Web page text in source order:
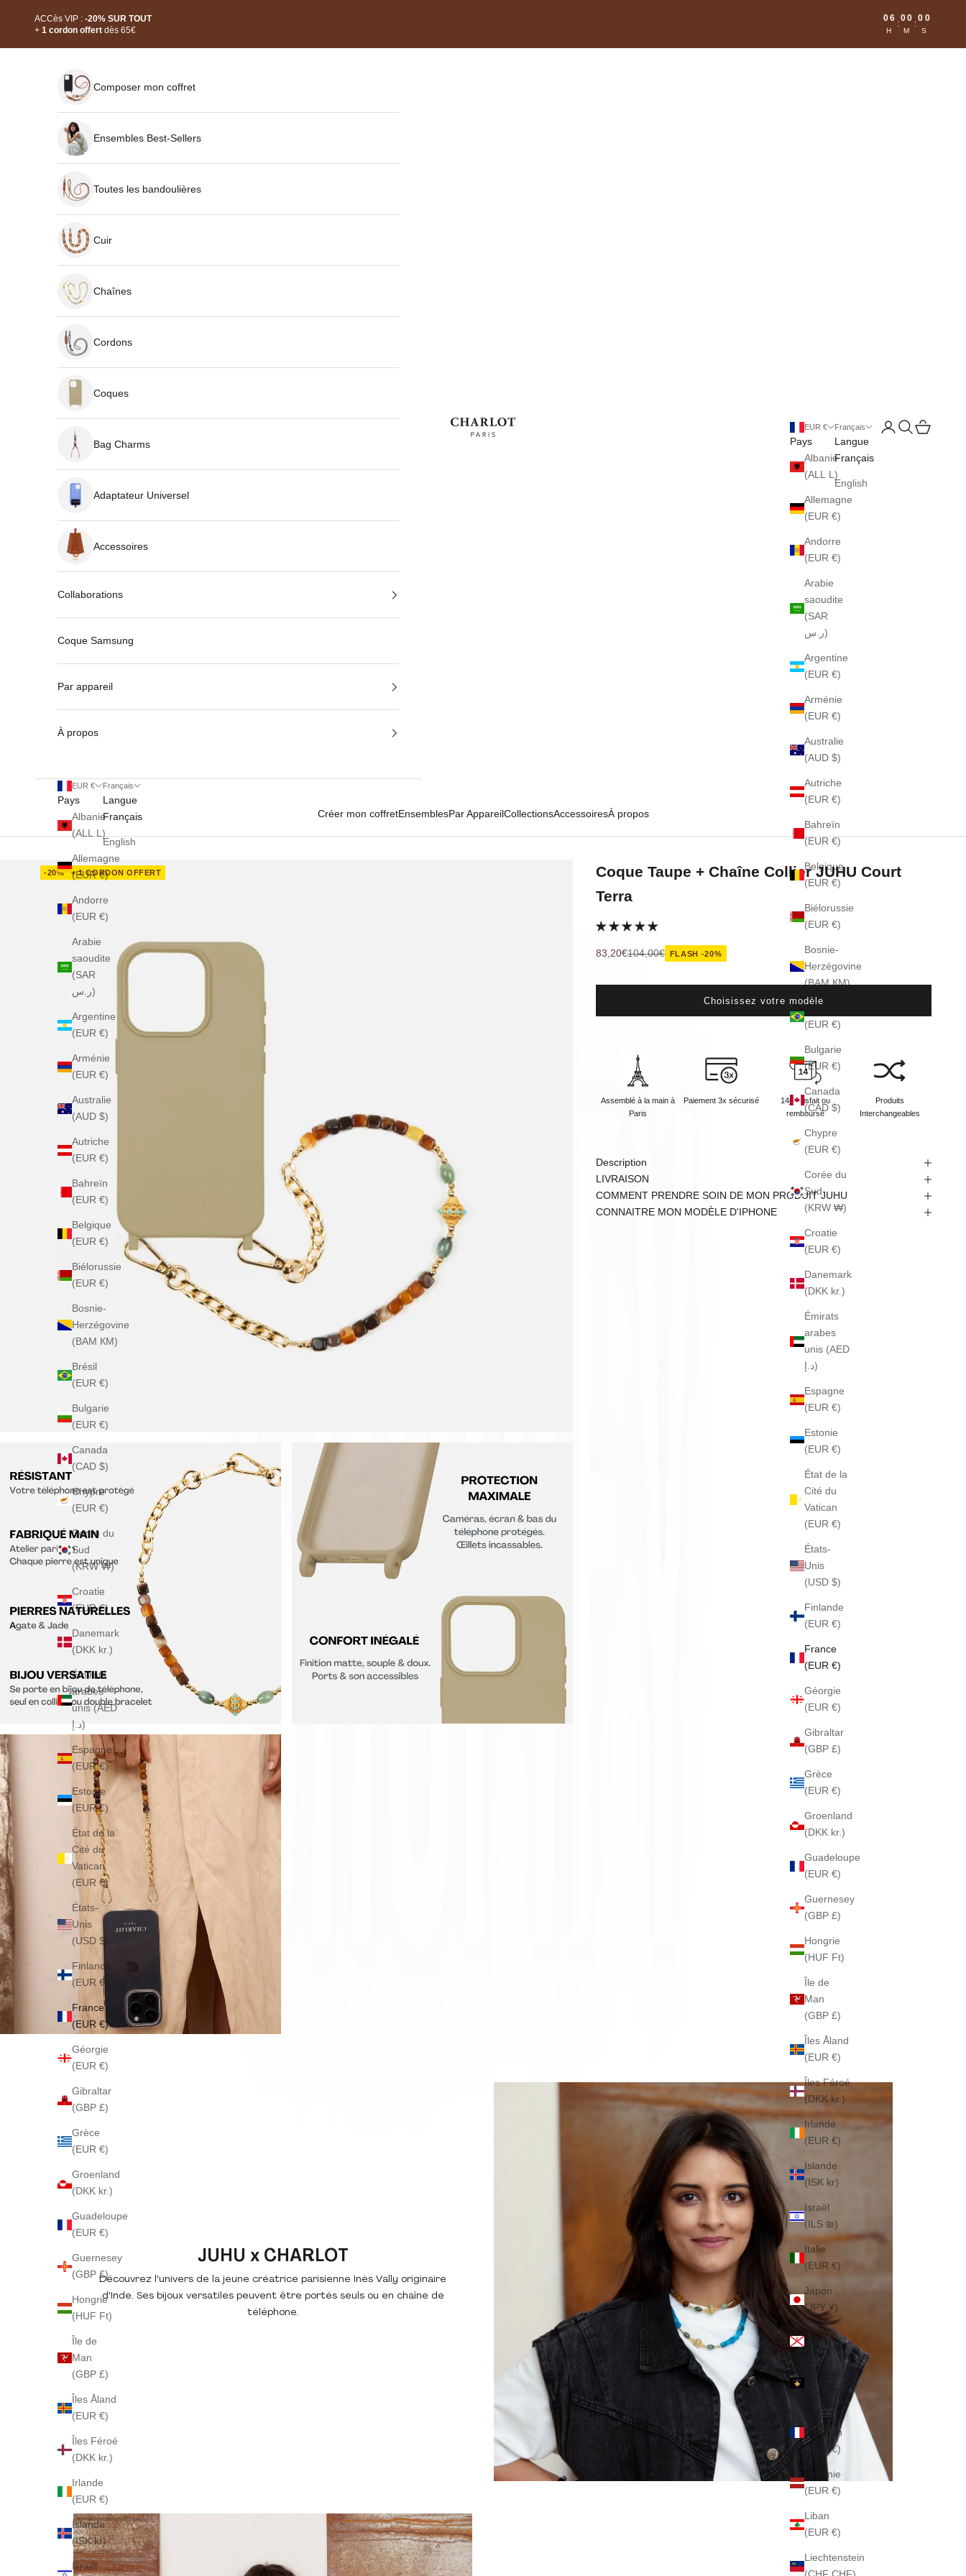
ACCès VIP : -20% SUR TOUT
+ 1 cordon offert dès 65€
06
H
:
00
M
:
00
S
CHARLOT · Paris
Créer mon coffretEnsemblesPar AppareilCollectionsAccessoiresÀ propos
EUR €
Pays
Albanie
(ALL L)
Allemagne
(EUR €)
Andorre
(EUR €)
Arabie
saoudite
(SAR
ر.س)
Argentine
(EUR €)
Arménie
(EUR €)
Australie
(AUD $)
Autriche
(EUR €)
Bahreïn
(EUR €)
Belgique
(EUR €)
Biélorussie
(EUR €)
Bosnie-
Herzégovine
(BAM КМ)
Brésil
(EUR €)
Bulgarie
(EUR €)
Canada
(CAD $)
Chypre
(EUR €)
Corée du
Sud
(KRW ₩)
Croatie
(EUR €)
Danemark
(DKK kr.)
Émirats
arabes
unis (AED
د.إ)
Espagne
(EUR €)
Estonie
(EUR €)
État de la
Cité du
Vatican
(EUR €)
États-
Unis
(USD $)
Finlande
(EUR €)
France
(EUR €)
Géorgie
(EUR €)
Gibraltar
(GBP £)
Grèce
(EUR €)
Groenland
(DKK kr.)
Guadeloupe
(EUR €)
Guernesey
(GBP £)
Hongrie
(HUF Ft)
Île de
Man
(GBP £)
Îles Åland
(EUR €)
Îles Féroé
(DKK kr.)
Irlande
(EUR €)
Islande
(ISK kr)
Israël
(ILS ₪)
Italie
(EUR €)
Japon
(JPY ¥)
Jersey
(EUR €)
Kosovo
(EUR €)
Réunion
(EUR €)
Lettonie
(EUR €)
Liban
(EUR €)
Liechtenstein
Français
Langue
Français
English
Ouvrir le compte
Ouvrir la
Voir le
Composer mon coffret
Ensembles Best-Sellers
Toutes les bandoulières
Cuir
Chaînes
Cordons
Coques
Bag Charms
Adaptateur Universel
Accessoires
Collaborations
Coque Samsung
Par appareil
À propos
EUR €
Pays
Albanie
(ALL L)
Allemagne
(EUR €)
Andorre
(EUR €)
Arabie
saoudite
(SAR
ر.س)
Argentine
(EUR €)
Arménie
(EUR €)
Australie
(AUD $)
Autriche
(EUR €)
Bahreïn
(EUR €)
Belgique
(EUR €)
Biélorussie
(EUR €)
Bosnie-
Herzégovine
(BAM КМ)
Brésil
(EUR €)
Bulgarie
(EUR €)
Canada
(CAD $)
Chypre
(EUR €)
Corée du
Sud
(KRW ₩)
Croatie
(EUR €)
Danemark
(DKK kr.)
Émirats
arabes
unis (AED
د.إ)
Espagne
(EUR €)
Estonie
(EUR €)
État de la
Cité du
Vatican
(EUR €)
États-
Unis
(USD $)
Finlande
(EUR €)
France
(EUR €)
Géorgie
(EUR €)
Gibraltar
(GBP £)
Grèce
(EUR €)
Groenland
(DKK kr.)
Guadeloupe
(EUR €)
Guernesey
(GBP £)
Hongrie
(HUF Ft)
Île de
Man
(GBP £)
Îles Åland
(EUR €)
Îles Féroé
(DKK kr.)
Irlande
(EUR €)
Islande
(ISK kr)
Israël
Français
Langue
Français
English
-20% + 1 CORDON OFFERT
Coque Taupe + Chaîne Collier JUHU Court
Terra
Prix de vente
83,20€Prix normal
104,00€ FLASH -20%
Choisissez votre modèle
Assemblé à la main à
Paris
Paiement 3x sécurisé
14j satisfait ou
remboursé
Produits
Interchangeables
Description
LIVRAISON
COMMENT PRENDRE SOIN DE MON PRODUIT JUHU
CONNAITRE MON MODÈLE D'IPHONE
JUHU x CHARLOT
Découvrez l'univers de la jeune créatrice parisienne Inès Vally originaire
d'Inde. Ses bijoux versatiles peuvent être portés seuls ou en chaîne de
téléphone.